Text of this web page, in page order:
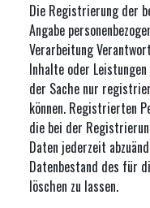
Die Registrierung der
Angabe
Verarbeitung
Inhalte oder
der Sache nur
können. Registrierten
die bei der
Daten jederzeit
Datenbestand des für
löschen zu lassen.